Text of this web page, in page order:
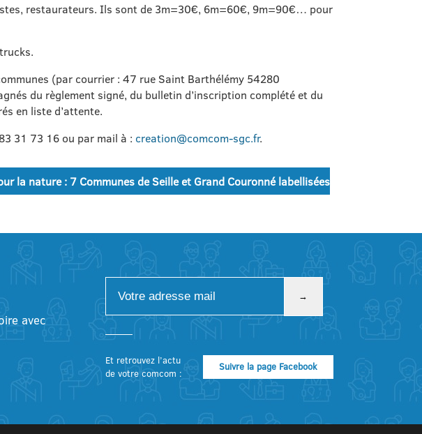
restaurateurs. Ils sont de 3m=30€, 6m=60€, 9m=90€… pour
(par courrier : 47 rue Saint Barthélémy 54280
du règlement signé, du bulletin d’inscription complété et du
en liste d’attente.
31 73 16 ou par mail à : creation@comcom-sgc.fr.
la nature : 7 Communes de Seille et Grand Couronné labellisées
avec
Et retrouvez l’actu
de votre comcom :
Suivre la page Facebook